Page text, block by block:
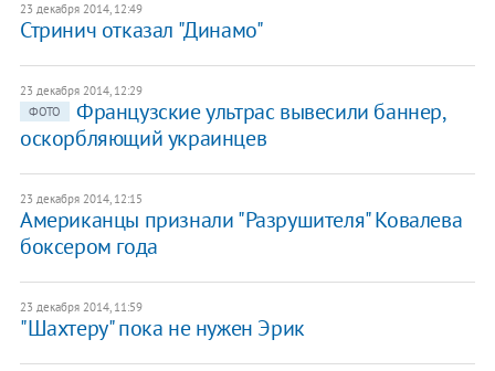
23 декабря 2014, 12:49
Стринич отказал "Динамо"
23 декабря 2014, 12:29
ФОТО
Французские ультрас вывесили баннер,
оскорбляющий украинцев
23 декабря 2014, 12:15
Американцы признали "Разрушителя" Ковалева
боксером года
23 декабря 2014, 11:59
"Шахтеру" пока не нужен Эрик